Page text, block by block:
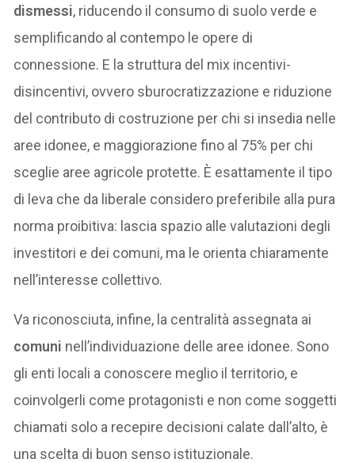
dismessi, riducendo il consumo di suolo verde e
semplificando al contempo le opere di
connessione. E la struttura del mix incentivi-
disincentivi, ovvero sburocratizzazione e riduzione
del contributo di costruzione per chi si insedia nelle
aree idonee, e maggiorazione fino al 75% per chi
sceglie aree agricole protette. È esattamente il tipo
di leva che da liberale considero preferibile alla pura
norma proibitiva: lascia spazio alle valutazioni degli
investitori e dei comuni, ma le orienta chiaramente
nell’interesse collettivo.
Va riconosciuta, infine, la centralità assegnata ai
comuni nell’individuazione delle aree idonee. Sono
gli enti locali a conoscere meglio il territorio, e
coinvolgerli come protagonisti e non come soggetti
chiamati solo a recepire decisioni calate dall’alto, è
una scelta di buon senso istituzionale.